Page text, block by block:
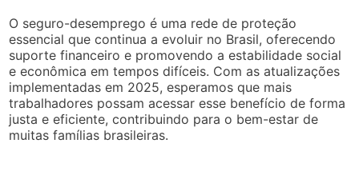
O seguro-desemprego é uma rede de proteção
essencial que continua a evoluir no Brasil, oferecendo
suporte financeiro e promovendo a estabilidade social
e econômica em tempos difíceis. Com as atualizações
implementadas em 2025, esperamos que mais
trabalhadores possam acessar esse benefício de forma
justa e eficiente, contribuindo para o bem-estar de
muitas famílias brasileiras.